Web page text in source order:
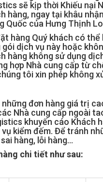
sẽ kịp thời Khiếu nại
hàng, ngay tại khâu
Quốc của Hưng Thịnh
hàng Quý khách có thể
gói dịch vụ này hoặc
hàng không sử dụng
hợp Nhà cung cấp từ
tôi xin phép không
những đơn hàng giá trị
Nhà cung cấp ngoài
khuyến cáo Khách
kiểm đếm. Để tránh
hàng, lỗi hàng...
chi tiết như sau: